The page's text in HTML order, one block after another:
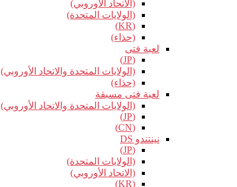
(الاتحاد الأوروبي)
(الولايات المتحدة)
(KR)
(حذاء)
لعبة فتى
(JP)
(الولايات المتحدة والاتحاد الأوروبي)
(حذاء)
لعبة فتى مسبقة
(الولايات المتحدة والاتحاد الأوروبي)
(JP)
(CN)
نينتندو DS
(JP)
(الولايات المتحدة)
(الاتحاد الأوروبي)
(KR)